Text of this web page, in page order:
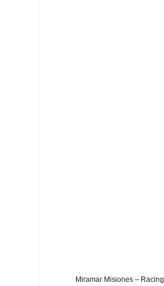
Miramar Misiones –